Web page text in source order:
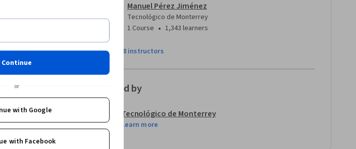
Manuel Pérez Jiménez
Tecnológico de Monterrey
1 Course • 1,343 learners
View all 8 instructors
Offered by
Tecnológico de Monterrey
Learn more
Continue
or
with Google
with Facebook